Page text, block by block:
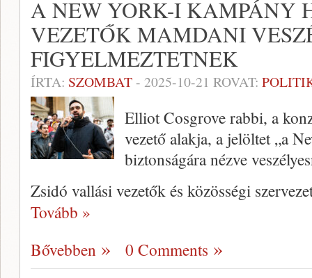
A NEW YORK-I KAMPÁNY
VEZETŐK MAMDANI
FIGYELMEZTETNEK
ÍRTA: SZOMBAT- 2025-10-21 ROVAT:
Elliot Cosgrove rabbi, a
vezető alakja, a jelöltet „a
biztonságára nézve
Zsidó vallási vezetők és közösségi
Tovább »
Bővebben
0 Comments